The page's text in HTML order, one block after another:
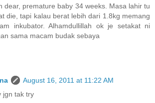
dear, premature baby 34 weeks. Masa lahir tu
die, tapi kalau berat lebih dari 1.8kg memang
inkubator. Alhamdullillah ok je setakat ni
sama macam budak sebaya
August 16, 2011 at 11:22 AM
jgn tak try